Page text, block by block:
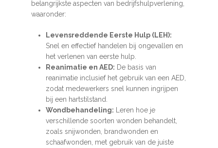
belangrijkste aspecten van bedrijfshulpverlening,
waaronder:
Levensreddende Eerste Hulp (LEH):
Snel en effectief handelen bij ongevallen en
het verlenen van eerste hulp.
Reanimatie en AED: De basis van
reanimatie inclusief het gebruik van een AED,
zodat medewerkers snel kunnen ingrijpen
bij een hartstilstand.
Wondbehandeling: Leren hoe je
verschillende soorten wonden behandelt,
zoals snijwonden, brandwonden en
schaafwonden, met gebruik van de juiste